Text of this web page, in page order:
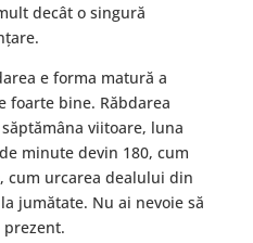
decât o singură
e forma matură a
foarte bine. Răbdarea
viitoare, luna
minute devin 180, cum
cum urcarea dealului din
jumătate. Nu ai nevoie să